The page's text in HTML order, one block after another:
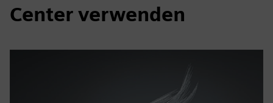
Center verwenden